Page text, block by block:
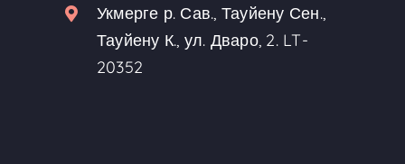
Укмерге р. Сав., Тауйену Сен.,
Тауйену К., ул. Дваро, 2. LT-
20352